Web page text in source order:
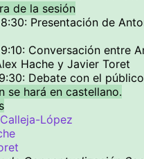
de la sesión
Presentación de
Conversación entre
Hache y Javier Toret
Debate con el público
se hará en castellano.
López